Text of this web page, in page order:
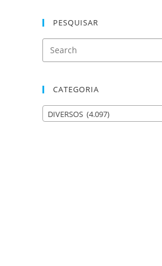
PESQUISAR
CATEGORIA
DIVERSOS (4.097)